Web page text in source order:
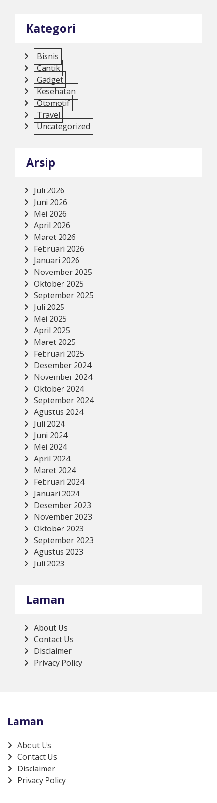
Kategori
Bisnis
Cantik
Gadget
Kesehatan
Otomotif
Travel
Uncategorized
Arsip
Juli 2026
Juni 2026
Mei 2026
April 2026
Maret 2026
Februari 2026
Januari 2026
November 2025
Oktober 2025
September 2025
Juli 2025
Mei 2025
April 2025
Maret 2025
Februari 2025
Desember 2024
November 2024
Oktober 2024
September 2024
Agustus 2024
Juli 2024
Juni 2024
Mei 2024
April 2024
Maret 2024
Februari 2024
Januari 2024
Desember 2023
November 2023
Oktober 2023
September 2023
Agustus 2023
Juli 2023
Laman
About Us
Contact Us
Disclaimer
Privacy Policy
Laman
About Us
Contact Us
Disclaimer
Privacy Policy